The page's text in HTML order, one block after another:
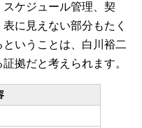
ケジュール管理、契
に見えない部分もたく
いうことは、白川裕二
拠だと考えられます。